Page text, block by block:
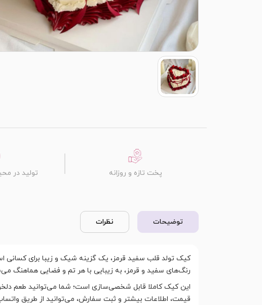
پخت تازه و روزانه تولید در
توضیحات نظرات
کیک تولد قلب سفید قرمز، یک گزینه شیک و زیبا برای کسانی
رنگ‌های سفید و قرمز، به زیبایی با هر تم و فضایی هماهنگ
این کیک کاملا قابل شخصی‌سازی است؛ شما می‌توانید طعم
قیمت، اطلاعات بیشتر و ثبت سفارش، می‌توانید از طریق